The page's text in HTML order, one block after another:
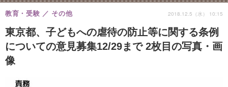
東京都、子どもへの虐待の防止等に関する条例
についての意見募集12/29まで 2枚目の写真・画
像
教育・受験 その他 2018.12.5（水） 10:15